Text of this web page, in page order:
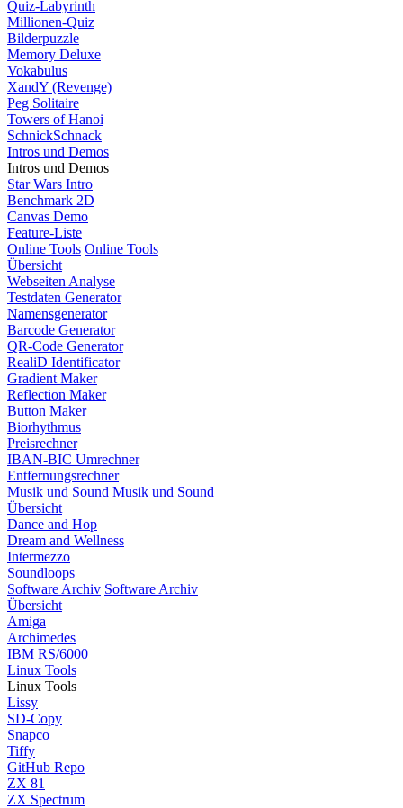
Quiz-Labyrinth
Millionen-Quiz
Bilderpuzzle
Memory Deluxe
Vokabulus
XandY (Revenge)
Peg Solitaire
Towers of Hanoi
SchnickSchnack
Intros und Demos
Intros und Demos
Star Wars Intro
Benchmark 2D
Canvas Demo
Feature-Liste
Online Tools Online Tools
Übersicht
Webseiten Analyse
Testdaten Generator
Namensgenerator
Barcode Generator
QR-Code Generator
RealiD Identificator
Gradient Maker
Reflection Maker
Button Maker
Biorhythmus
Preisrechner
IBAN-BIC Umrechner
Entfernungsrechner
Musik und Sound Musik und Sound
Übersicht
Dance and Hop
Dream and Wellness
Intermezzo
Soundloops
Software Archiv Software Archiv
Übersicht
Amiga
Archimedes
IBM RS/6000
Linux Tools
Linux Tools
Lissy
SD-Copy
Snapco
Tiffy
GitHub Repo
ZX 81
ZX Spectrum